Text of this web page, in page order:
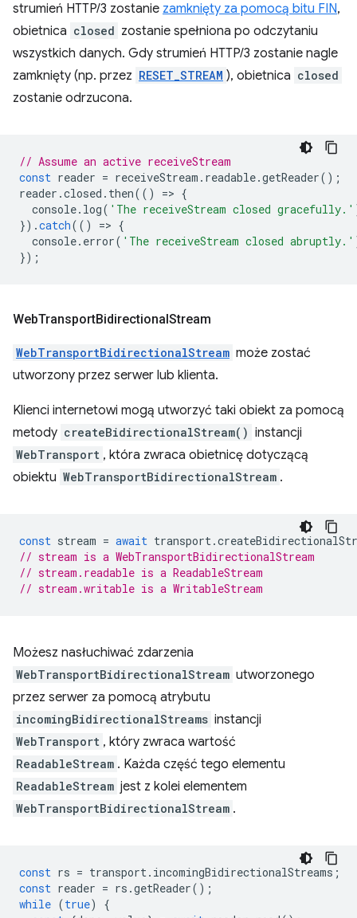
strumień HTTP/3 zostanie zamknięty za pomocą bitu FIN,
obietnica closed zostanie spełniona po odczytaniu
wszystkich danych. Gdy strumień HTTP/3 zostanie nagle
zamknięty (np. przez RESET_STREAM ), obietnica closed
zostanie odrzucona.
// Assume an active receiveStream
const reader = receiveStream . readable.getReader();
reader .closed . then(() => {
console. log( 'The receiveStream closed gracefully.'
}).catch(() => {
console. error( 'The receiveStream closed abruptly.'
});
WebTransportBidirectionalStream
WebTransportBidirectionalStream może zostać
utworzony przez serwer lub klienta.
Klienci internetowi mogą utworzyć taki obiekt za pomocą
metody createBidirectionalStream() instancji
WebTransport , która zwraca obietnicę dotyczącą
obiektu WebTransportBidirectionalStream .
const stream = await transport.
// stream is a WebTransportBidirectionalStream
// stream.readable is a ReadableStream
// stream.writable is a WritableStream
Możesz nasłuchiwać zdarzenia
WebTransportBidirectionalStream utworzonego
przez serwer za pomocą atrybutu
incomingBidirectionalStreams instancji
WebTransport , który zwraca wartość
ReadableStream . Każda część tego elementu
ReadableStream jest z kolei elementem
WebTransportBidirectionalStream .
const rs = transport. incomingBidirectionalStreams ;
const reader = rs .getReader();
while (true)
{